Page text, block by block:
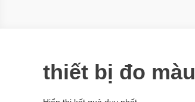
thiết bị đo màu